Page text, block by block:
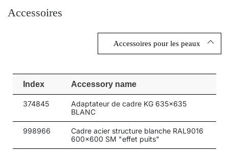
Accessoires
Accessoires pour les peaux
Index Accessory name
374845
Adaptateur de cadre KG 635x635
BLANC
998966
Cadre acier structure blanche RAL9016
600x600 SM "effet puits"